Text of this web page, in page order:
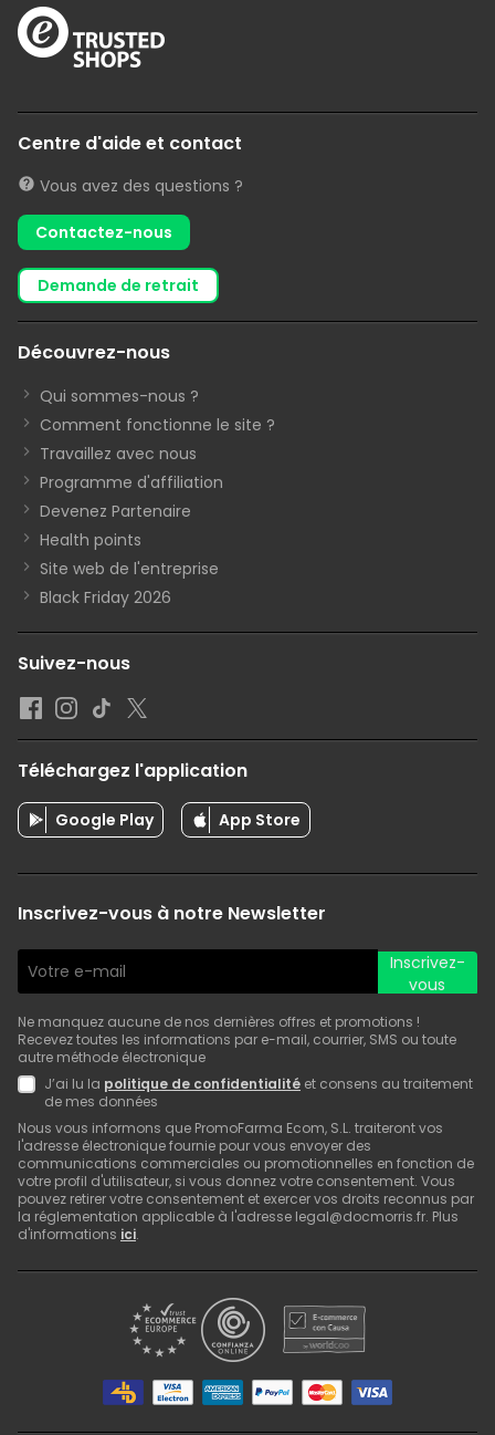
Centre d'aide et contact
Vous avez des questions ?
Contactez-nous
demande de retrait
Découvrez-nous
Qui sommes-nous ?
Comment fonctionne le site ?
Travaillez avec nous
Programme d'affiliation
Devenez Partenaire
Health points
Site web de l'entreprise
Black Friday 2026
Suivez-nous
Téléchargez l'application
Google Play App Store
Inscrivez-vous à notre Newsletter
Inscrivez-
vous
Ne manquez aucune de nos dernières offres et promotions !
Recevez toutes les informations par e-mail, courrier, SMS ou toute
autre méthode électronique
J’ai lu la politique de confidentialité et consens au traitement
de mes données
Nous vous informons que PromoFarma Ecom, S.L. traiteront vos
l'adresse électronique fournie pour vous envoyer des
communications commerciales ou promotionnelles en fonction de
votre profil d'utilisateur, si vous donnez votre consentement. Vous
pouvez retirer votre consentement et exercer vos droits reconnus par
la réglementation applicable à l'adresse legal@docmorris.fr. Plus
d'informations ici.